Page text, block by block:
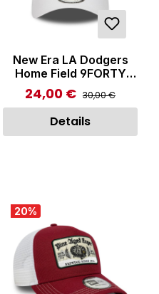
New Era LA Dodgers
Home Field 9FORTY
Trucker Cap White
Verkaufspreis:
24,00 € Regulärer Preis:
30,00 €
Details
20%